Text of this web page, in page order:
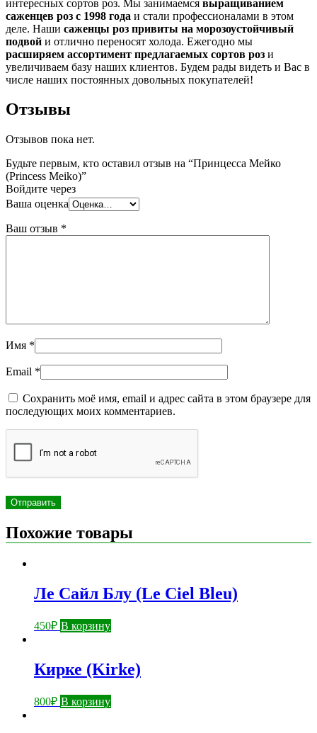
интересных сортов роз. Мы занимаемся выращиванием
саженцев роз с 1998 года и стали профессионалами в этом
деле. Наши саженцы роз привиты на морозоустойчивый
подвой и отлично переносят холода. Ежегодно мы
расширяем ассортимент предлагаемых сортов роз и
увеличиваем базу наших клиентов. Будем рады видеть и Вас в
числе наших постоянных довольных покупателей!
Отзывы
Отзывов пока нет.
Будьте первым, кто оставил отзыв на “Принцесса Мейко
(Princess Meiko)”
Войдите через
Ваша оценка
Ваш отзыв *
Имя *
Email *
Сохранить моё имя, email и адрес сайта в этом браузере для
последующих моих комментариев.
Похожие товары
Ле Сайл Блу (Le Ciel Bleu)
450₽ В корзину
Кирке (Kirkе)
800₽ В корзину